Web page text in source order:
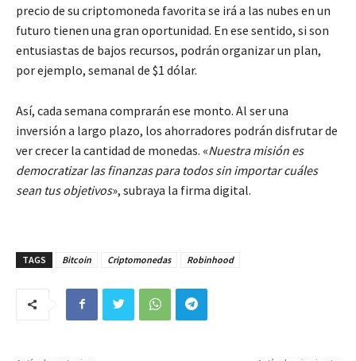
precio de su criptomoneda favorita se irá a las nubes en un
futuro tienen una gran oportunidad. En ese sentido, si son
entusiastas de bajos recursos, podrán organizar un plan,
por ejemplo, semanal de $1 dólar.
Así, cada semana comprarán ese monto. Al ser una
inversión a largo plazo, los ahorradores podrán disfrutar de
ver crecer la cantidad de monedas. «Nuestra misión es
democratizar las finanzas para todos sin importar cuáles
sean tus objetivos», subraya la firma digital.
TAGS Bitcoin Criptomonedas Robinhood